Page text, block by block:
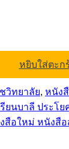
หยิบใส่ตะก
วิทยาลัย, หนัง
ยนบาลี ประโย
สือใหม่ หนังสื